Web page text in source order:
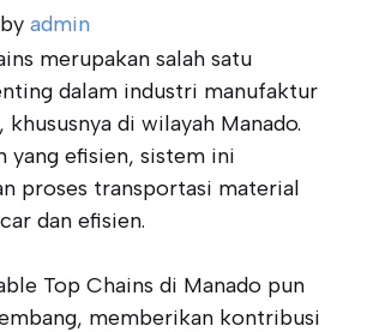
by admin
merupakan salah satu
dalam industri manufaktur
di wilayah Manado.
yang efisien, sistem ini
proses transportasi material
dan efisien.
Top Chains di Manado pun
memberikan kontribusi